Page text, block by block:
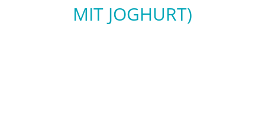
MIT JOGHURT)